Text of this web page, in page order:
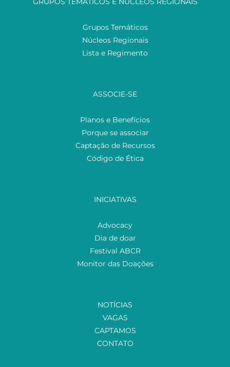
Grupos Temáticos
Núcleos Regionais
Lista e Regimento
ASSOCIE-SE
Planos e Benefícios
Porque se associar
Captação de Recursos
Código de Ética
INICIATIVAS
Advocacy
Dia de doar
Festival ABCR
Monitor das Doações
NOTÍCIAS
VAGAS
CAPTAMOS
CONTATO